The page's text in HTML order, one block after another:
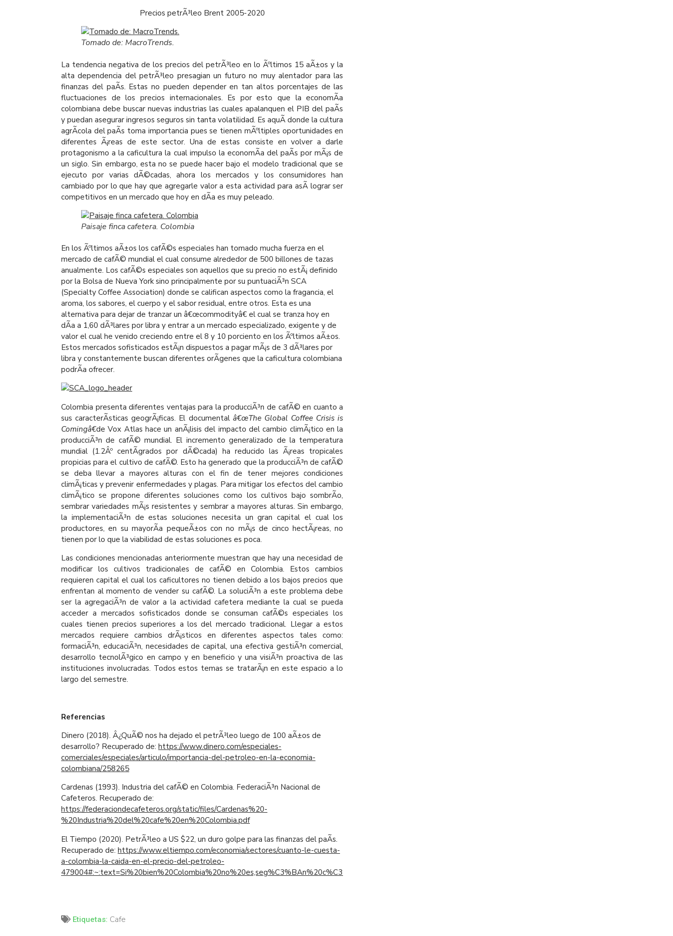
Precios petrÃ³leo Brent 2005-2020
Tomado de: MacroTrends.
La tendencia negativa de los precios del petrÃ³leo en lo Ãºltimos 15 aÃ±os y la
alta dependencia del petrÃ³leo presagian un futuro no muy alentador para las
finanzas del paÃ­s. Estas no pueden depender en tan altos porcentajes de las
fluctuaciones de los precios internacionales. Es por esto que la economÃ­a
colombiana debe buscar nuevas industrias las cuales apalanquen el PIB del paÃ­s
y puedan asegurar ingresos seguros sin tanta volatilidad. Es aquÃ­ donde la cultura
agrÃ­cola del paÃ­s toma importancia pues se tienen mÃºltiples oportunidades en
diferentes Ã¡reas de este sector. Una de estas consiste en volver a darle
protagonismo a la caficultura la cual impulso la economÃ­a del paÃ­s por mÃ¡s de
un siglo. Sin embargo, esta no se puede hacer bajo el modelo tradicional que se
ejecuto por varias dÃ©cadas, ahora los mercados y los consumidores han
cambiado por lo que hay que agregarle valor a esta actividad para asÃ­ lograr ser
competitivos en un mercado que hoy en dÃ­a es muy peleado.
Paisaje finca cafetera. Colombia
En los Ãºltimos aÃ±os los cafÃ©s especiales han tomado mucha fuerza en el
mercado de cafÃ© mundial el cual consume alrededor de 500 billones de tazas
anualmente. Los cafÃ©s especiales son aquellos que su precio no estÃ¡ definido
por la Bolsa de Nueva York sino principalmente por su puntuaciÃ³n SCA
(Specialty Coffee Association) donde se califican aspectos como la fragancia, el
aroma, los sabores, el cuerpo y el sabor residual, entre otros. Esta es una
alternativa para dejar de tranzar un â€œcommodityâ€ el cual se tranza hoy en
dÃ­a a 1,60 dÃ³lares por libra y entrar a un mercado especializado, exigente y de
valor el cual he venido creciendo entre el 8 y 10 porciento en los Ãºltimos aÃ±os.
Estos mercados sofisticados estÃ¡n dispuestos a pagar mÃ¡s de 3 dÃ³lares por
libra y constantemente buscan diferentes orÃ­genes que la caficultura colombiana
podrÃ­a ofrecer.
Colombia presenta diferentes ventajas para la producciÃ³n de cafÃ© en cuanto a
sus caracterÃ­sticas geogrÃ¡ficas. El documental â€œThe Global Coffee Crisis is
Comingâ€de Vox Atlas hace un anÃ¡lisis del impacto del cambio climÃ¡tico en la
producciÃ³n de cafÃ© mundial. El incremento generalizado de la temperatura
mundial (1.2Âº centÃ­grados por dÃ©cada) ha reducido las Ã¡reas tropicales
propicias para el cultivo de cafÃ©. Esto ha generado que la producciÃ³n de cafÃ©
se deba llevar a mayores alturas con el fin de tener mejores condiciones
climÃ¡ticas y prevenir enfermedades y plagas. Para mitigar los efectos del cambio
climÃ¡tico se propone diferentes soluciones como los cultivos bajo sombrÃ­o,
sembrar variedades mÃ¡s resistentes y sembrar a mayores alturas. Sin embargo,
la implementaciÃ³n de estas soluciones necesita un gran capital el cual los
productores, en su mayorÃ­a pequeÃ±os con no mÃ¡s de cinco hectÃ¡reas, no
tienen por lo que la viabilidad de estas soluciones es poca.
Las condiciones mencionadas anteriormente muestran que hay una necesidad de
modificar los cultivos tradicionales de cafÃ© en Colombia. Estos cambios
requieren capital el cual los caficultores no tienen debido a los bajos precios que
enfrentan al momento de vender su cafÃ©. La soluciÃ³n a este problema debe
ser la agregaciÃ³n de valor a la actividad cafetera mediante la cual se pueda
acceder a mercados sofisticados donde se consuman cafÃ©s especiales los
cuales tienen precios superiores a los del mercado tradicional. Llegar a estos
mercados requiere cambios drÃ¡sticos en diferentes aspectos tales como:
formaciÃ³n, educaciÃ³n, necesidades de capital, una efectiva gestiÃ³n comercial,
desarrollo tecnolÃ³gico en campo y en beneficio y una visiÃ³n proactiva de las
instituciones involucradas. Todos estos temas se tratarÃ¡n en este espacio a lo
largo del semestre.
Referencias
Dinero (2018). Â¿QuÃ© nos ha dejado el petrÃ³leo luego de 100 aÃ±os de
desarrollo? Recuperado de: https://www.dinero.com/especiales-
comerciales/especiales/articulo/importancia-del-petroleo-en-la-economia-
colombiana/258265
Cardenas (1993). Industria del cafÃ© en Colombia. FederaciÃ³n Nacional de
Cafeteros. Recuperado de:
https://federaciondecafeteros.org/static/files/Cardenas%20-
%20Industria%20del%20cafe%20en%20Colombia.pdf
El Tiempo (2020). PetrÃ³leo a US $22, un duro golpe para las finanzas del paÃ­s.
Recuperado de: https://www.eltiempo.com/economia/sectores/cuanto-le-cuesta-
a-colombia-la-caida-en-el-precio-del-petroleo-
479004#:~:text=Si%20bien%20Colombia%20no%20es,seg%C3%BAn%20c%C3%A1lculos%20de%20BTG%20Pactual)%2C
Etiquetas: Cafe